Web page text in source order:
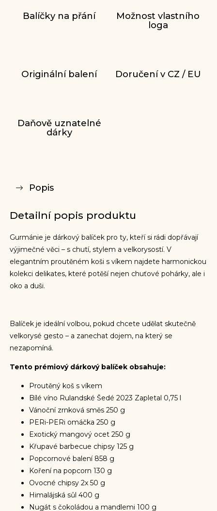
Balíčky na přání
Možnost vlastního
loga
Originální balení Doručení v CZ / EU
Daňově uznatelné
dárky
Popis
Detailní popis produktu
Gurmánie je dárkový balíček pro ty, kteří si rádi dopřávají
výjimečné věci – s chutí, stylem a velkorysostí. V
elegantním proutěném koši s víkem najdete harmonickou
kolekci delikates, které potěší nejen chuťové pohárky, ale i
oko a duši.
Balíček je ideální volbou, pokud chcete udělat skutečně
velkorysé gesto – a zanechat dojem, na který se
nezapomíná.
Tento prémiový dárkový balíček obsahuje:
Proutěný koš s víkem
Bílé víno Rulandské Šedé 2023 Zapletal 0,75 l
Vánoční zrnková směs 250 g
PERi-PERi omáčka 250 g
Exotický mangový ocet 250 g
Křupavé barbecue chipsy 125 g
Popcornové balení 858 g
Koření na popcorn 130 g
Ovocné chipsy 2x 50 g
Himalájská sůl 400 g
Nugát s čokoládou a mandlemi 100 g